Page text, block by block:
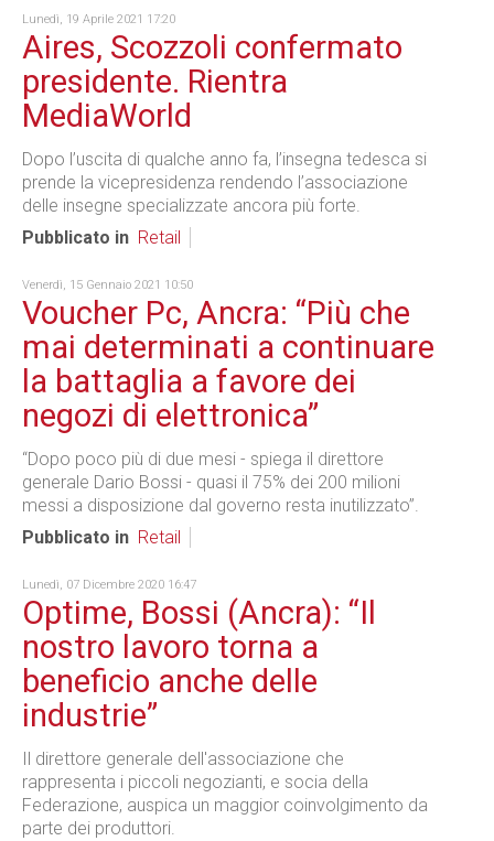
Lunedì, 19 Aprile 2021 17:20
Aires, Scozzoli confermato
presidente. Rientra
MediaWorld
Dopo l’uscita di qualche anno fa, l’insegna tedesca si
prende la vicepresidenza rendendo l’associazione
delle insegne specializzate ancora più forte.
Pubblicato in Retail
Venerdì, 15 Gennaio 2021 10:50
Voucher Pc, Ancra: “Più che
mai determinati a continuare
la battaglia a favore dei
negozi di elettronica”
“Dopo poco più di due mesi - spiega il direttore
generale Dario Bossi - quasi il 75% dei 200 milioni
messi a disposizione dal governo resta inutilizzato”.
Pubblicato in Retail
Lunedì, 07 Dicembre 2020 16:47
Optime, Bossi (Ancra): “Il
nostro lavoro torna a
beneficio anche delle
industrie”
Il direttore generale dell'associazione che
rappresenta i piccoli negozianti, e socia della
Federazione, auspica un maggior coinvolgimento da
parte dei produttori.